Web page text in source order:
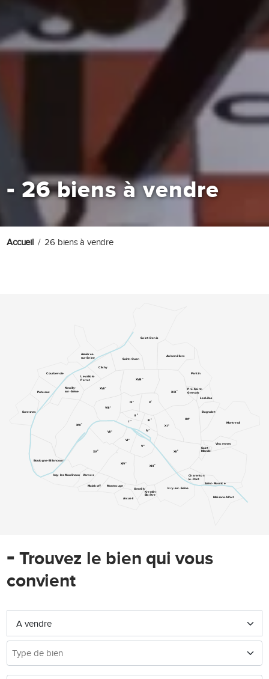
- 26 biens à vendre
Accueil 26 biens à vendre
I er
II e
III e
IVe
Ve
VIe
VII e
VIII e
IXe Xe
XI e
XII e
XIII e
XIVe
XVe
XVI e
XVIIe
XVIII e
XIX e
XXe
Arcueil
Asnières-
sur-Seine
Aubervilliers
Bagnolet
Boulogne-Billancourt
Charenton-
le-Pont
Clichy
Courbevoie
Gentilly
Issy-les-Moulineaux
Ivry-sur-Seine
Kremlin-
Bicêtre
Les Lilas
Levallois-
Perret
Maisons-Alfort
Malakoff
Montreuil
Montrouge
Neuilly-
sur-Seine
Pantin
Pré-Saint-
Gervais
Puteaux
Saint-Denis
Saint-
Mandé
Saint-Maurice
Saint-Ouen
Suresnes
Vanves
Vincennes
- Trouvez le bien qui vous
convient